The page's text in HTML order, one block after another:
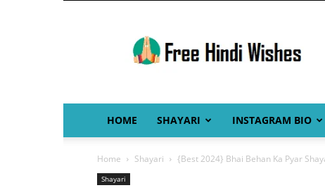
Hindi
Wishes
HOME SHAYARI INSTAGRAM BIO
Home Shayari {Best 2024} Bhai Behan Ka Pyar
Shayari